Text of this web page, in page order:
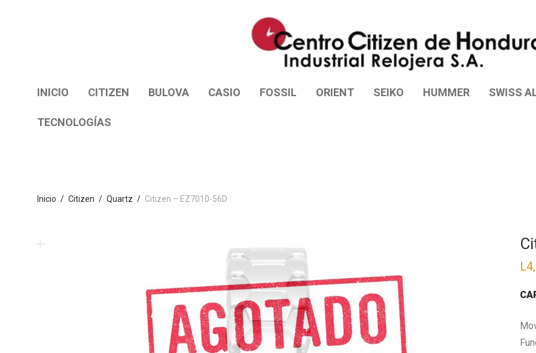
INICIO CITIZEN BULOVA CASIO FOSSIL ORIENT SEIKO HUMMER SWISS
TECNOLOGÍAS
Inicio / Citizen / Quartz / Citizen – EZ7010-56D
L